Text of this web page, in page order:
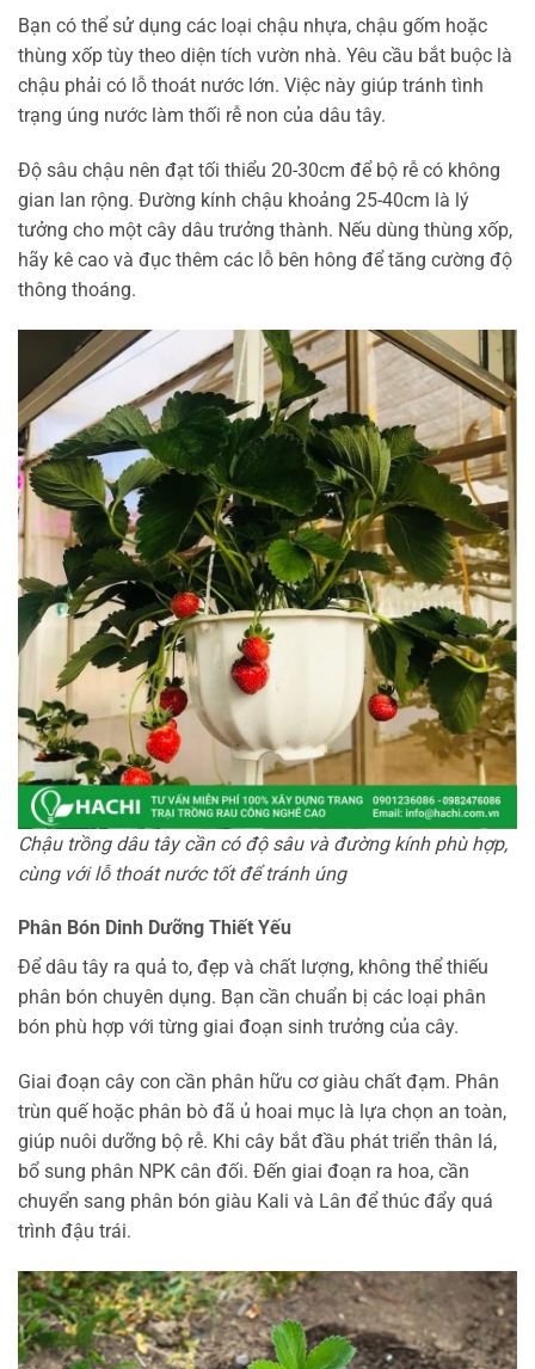
Bạn có thể sử dụng các loại chậu nhựa, chậu gốm hoặc
thùng xốp tùy theo diện tích vườn nhà. Yêu cầu bắt buộc là
chậu phải có lỗ thoát nước lớn. Việc này giúp tránh tình
trạng úng nước làm thối rễ non của dâu tây.
Độ sâu chậu nên đạt tối thiểu 20-30cm để bộ rễ có không
gian lan rộng. Đường kính chậu khoảng 25-40cm là lý
tưởng cho một cây dâu trưởng thành. Nếu dùng thùng xốp,
hãy kê cao và đục thêm các lỗ bên hông để tăng cường độ
thông thoáng.
Chậu trồng dâu tây cần có độ sâu và đường kính phù hợp,
cùng với lỗ thoát nước tốt để tránh úng
Phân Bón Dinh Dưỡng Thiết Yếu
Để dâu tây ra quả to, đẹp và chất lượng, không thể thiếu
phân bón chuyên dụng. Bạn cần chuẩn bị các loại phân
bón phù hợp với từng giai đoạn sinh trưởng của cây.
Giai đoạn cây con cần phân hữu cơ giàu chất đạm. Phân
trùn quế hoặc phân bò đã ủ hoai mục là lựa chọn an toàn,
giúp nuôi dưỡng bộ rễ. Khi cây bắt đầu phát triển thân lá,
bổ sung phân NPK cân đối. Đến giai đoạn ra hoa, cần
chuyển sang phân bón giàu Kali và Lân để thúc đẩy quá
trình đậu trái.